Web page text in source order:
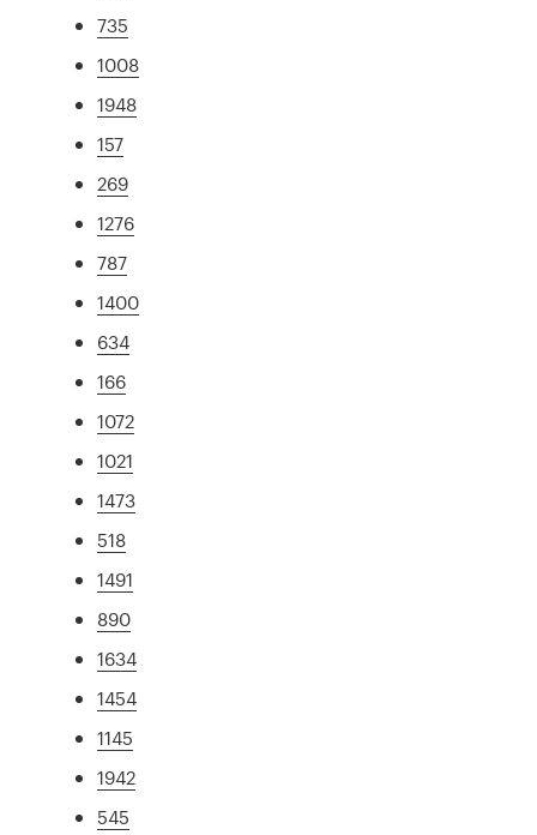
735
1008
1948
157
269
1276
787
1400
634
166
1072
1021
1473
518
1491
890
1634
1454
1145
1942
545